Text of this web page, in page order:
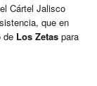
Cártel Jalisco
que en
de Los Zetas para